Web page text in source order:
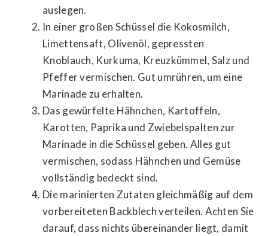
auslegen.
In einer großen Schüssel die Kokosmilch,
Limettensaft, Olivenöl, gepressten
Knoblauch, Kurkuma, Kreuzkümmel, Salz und
Pfeffer vermischen. Gut umrühren, um eine
Marinade zu erhalten.
Das gewürfelte Hähnchen, Kartoffeln,
Karotten, Paprika und Zwiebelspalten zur
Marinade in die Schüssel geben. Alles gut
vermischen, sodass Hähnchen und Gemüse
vollständig bedeckt sind.
Die marinierten Zutaten gleichmäßig auf dem
vorbereiteten Backblech verteilen. Achten Sie
darauf, dass nichts übereinander liegt, damit